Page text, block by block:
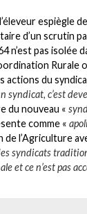
espiègle
d’un scrutin
n’est pas isolée
Rurale
actions du
syndicat, c’est
du nouveau «
comme «
l’Agriculture
syndicats
et ce n’est pas